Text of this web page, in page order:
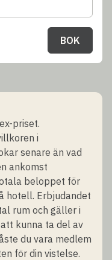
BOK
priset.
i
senare än vad
ankomst
beloppet för
hotell. Erbjudandet
rum och gäller i
kunna ta del av
du vara medlem
för din vistelse.